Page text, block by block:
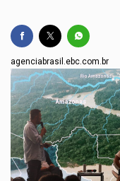
agenciabrasil.ebc.com.br